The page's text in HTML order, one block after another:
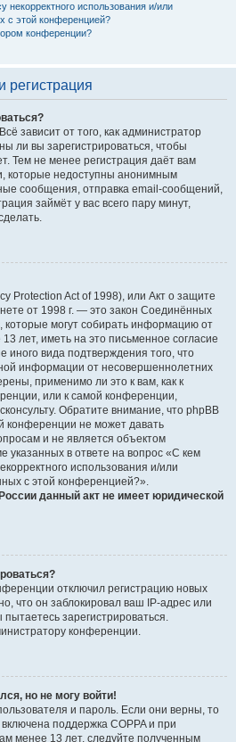
некорректного использования и/или
с этой конференцией?
конференции?
регистрация
зависит от того, как администратор
ли вы зарегистрироваться, чтобы
Тем не менее регистрация даёт вам
которые недоступны анонимным
сообщения, отправка email-сообщений,
займёт у вас всего пару минут,
Protection Act of 1998), или Акт о защите
от 1998 г. — это закон Соединённых
которые могут собирать информацию от
лет, иметь на это письменное согласие
иного вида подтверждения того, что
информации от несовершеннолетних
применимо ли это к вам, как к
или к самой конференции,
Обратите внимание, что phpBB
конференции не может давать
и не является объектом
указанных в ответе на вопрос «С кем
использования и/или
с этой конференцией?».
данный акт не имеет юридической
отключил регистрацию новых
что он заблокировал ваш IP-адрес или
зарегистрироваться.
конференции.
но не могу войти!
и пароль. Если они верны, то
поддержка COPPA и при
менее 13 лет, следуйте полученным